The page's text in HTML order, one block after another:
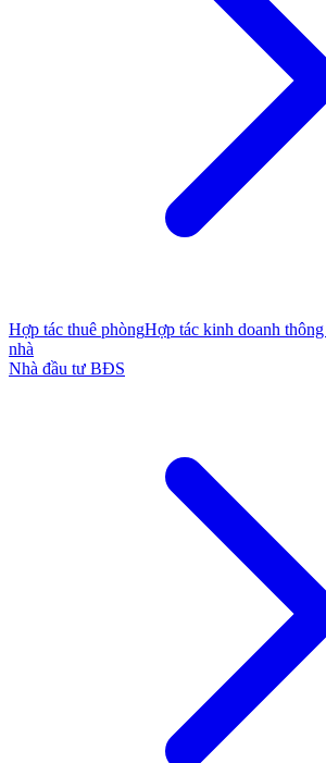
Hợp tác thuê phòngHợp tác kinh doanh
nhà
Nhà đầu tư BĐS